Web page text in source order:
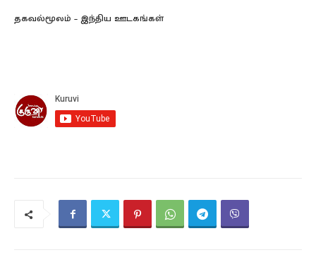
தகவல்மூலம் – இந்திய ஊடகங்கள்